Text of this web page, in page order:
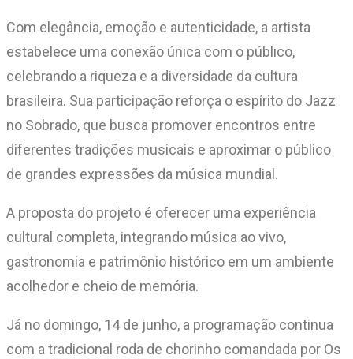
Com elegância, emoção e autenticidade, a artista
estabelece uma conexão única com o público,
celebrando a riqueza e a diversidade da cultura
brasileira. Sua participação reforça o espírito do Jazz
no Sobrado, que busca promover encontros entre
diferentes tradições musicais e aproximar o público
de grandes expressões da música mundial.
A proposta do projeto é oferecer uma experiência
cultural completa, integrando música ao vivo,
gastronomia e patrimônio histórico em um ambiente
acolhedor e cheio de memória.
Já no domingo, 14 de junho, a programação continua
com a tradicional roda de chorinho comandada por Os